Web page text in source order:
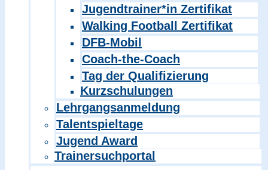
Jugendtrainer*in Zertifikat
Walking Football Zertifikat
DFB-Mobil
Coach-the-Coach
Tag der Qualifizierung
Kurzschulungen
Lehrgangsanmeldung
Talentspieltage
Jugend Award
Trainersuchportal